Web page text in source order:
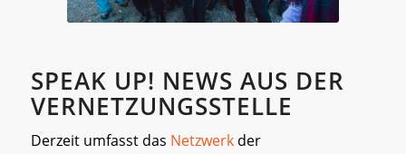
SPEAK UP! NEWS AUS DER
VERNETZUNGSSTELLE
Derzeit umfasst das Netzwerkder